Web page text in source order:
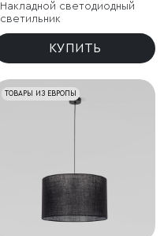
Накладной светодиодный
светильник
КУПИТЬ
ТОВАРЫ ИЗ ЕВРОПЫ